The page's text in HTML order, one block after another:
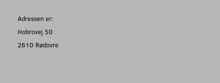
Adressen er:
Hobrovej 50
2610 Rødovre